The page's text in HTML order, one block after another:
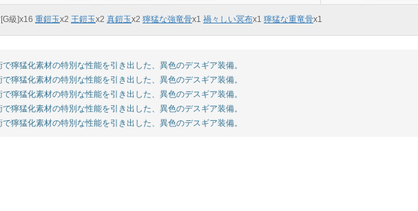
級]x16 重鎧玉x2 王鎧玉x2 真鎧玉x2 獰猛な強竜骨x1 禍々しい冥布x1 獰猛な重竜骨x1
で獰猛化素材の特別な性能を引き出した、異色のデスギア装備。
で獰猛化素材の特別な性能を引き出した、異色のデスギア装備。
で獰猛化素材の特別な性能を引き出した、異色のデスギア装備。
で獰猛化素材の特別な性能を引き出した、異色のデスギア装備。
で獰猛化素材の特別な性能を引き出した、異色のデスギア装備。